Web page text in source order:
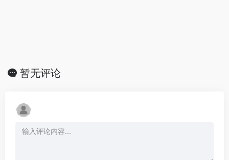
暂无评论